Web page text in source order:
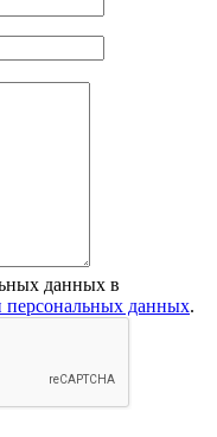
данных в
персональных данных.